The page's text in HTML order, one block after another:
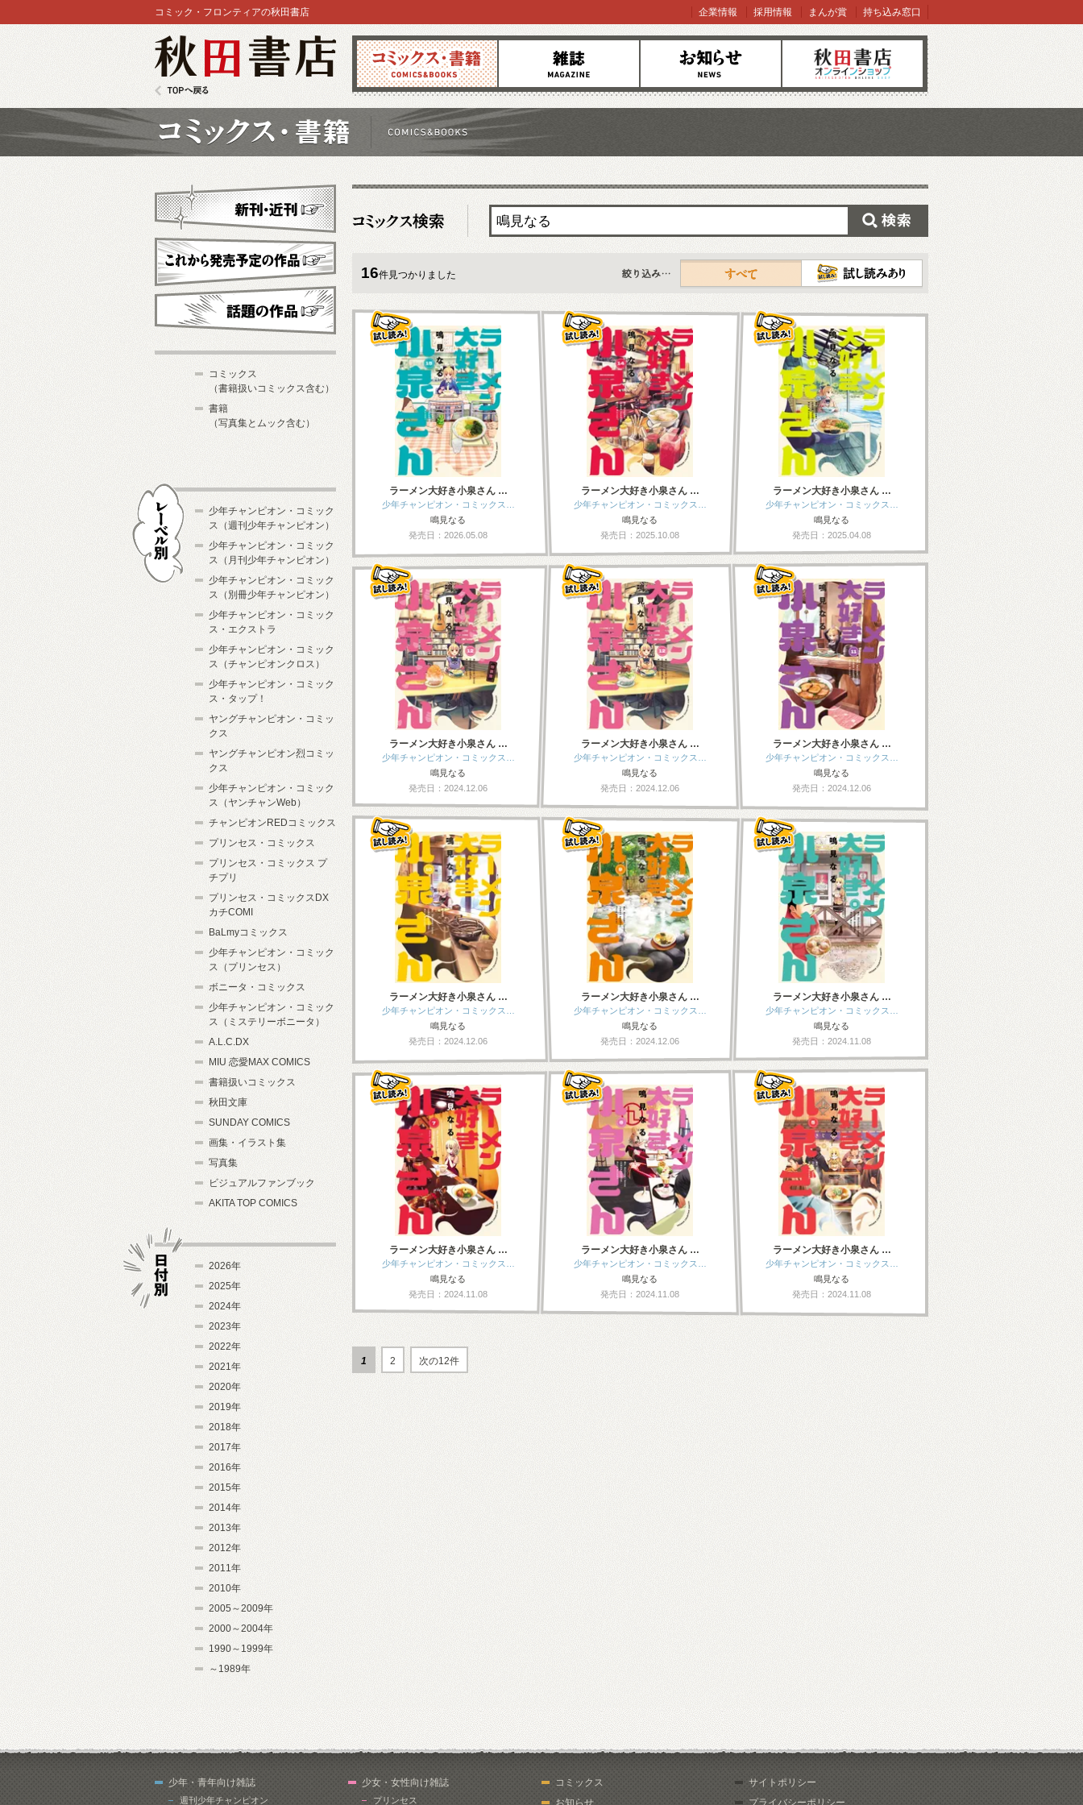
コミックス 雑誌 お知らせ オンラインショップ
コミック・フロンティアの秋田書店 企業情報 採用情報 まんが賞 持ち込み窓口
16件見つかりました
すべて
ラーメン大好き小泉さん …
少年チャンピオン・コミックス…
鳴見なる
発売日：2026.05.08
ラーメン大好き小泉さん …
少年チャンピオン・コミックス…
鳴見なる
発売日：2025.10.08
ラーメン大好き小泉さん …
少年チャンピオン・コミックス…
鳴見なる
発売日：2025.04.08
ラーメン大好き小泉さん …
少年チャンピオン・コミックス…
鳴見なる
発売日：2024.12.06
ラーメン大好き小泉さん …
少年チャンピオン・コミックス…
鳴見なる
発売日：2024.12.06
ラーメン大好き小泉さん …
少年チャンピオン・コミックス…
鳴見なる
発売日：2024.12.06
ラーメン大好き小泉さん …
少年チャンピオン・コミックス…
鳴見なる
発売日：2024.12.06
ラーメン大好き小泉さん …
少年チャンピオン・コミックス…
鳴見なる
発売日：2024.12.06
ラーメン大好き小泉さん …
少年チャンピオン・コミックス…
鳴見なる
発売日：2024.11.08
ラーメン大好き小泉さん …
少年チャンピオン・コミックス…
鳴見なる
発売日：2024.11.08
ラーメン大好き小泉さん …
少年チャンピオン・コミックス…
鳴見なる
発売日：2024.11.08
ラーメン大好き小泉さん …
少年チャンピオン・コミックス…
鳴見なる
発売日：2024.11.08
1 2 次の12件
新刊・近刊
これから発売予定
コミックス
（書籍扱いコミックス含む）
書籍
（写真集とムック含む）
少年チャンピオン・コミック
ス（週刊少年チャンピオン）
少年チャンピオン・コミック
ス（月刊少年チャンピオン）
少年チャンピオン・コミック
ス（別冊少年チャンピオン）
少年チャンピオン・コミック
ス・エクストラ
少年チャンピオン・コミック
ス（チャンピオンクロス）
少年チャンピオン・コミック
ス・タップ！
ヤングチャンピオン・コミッ
クス
ヤングチャンピオン烈コミッ
クス
少年チャンピオン・コミック
ス（ヤンチャンWeb）
チャンピオンREDコミックス
プリンセス・コミックス
プリンセス・コミックス プ
チプリ
プリンセス・コミックスDX
カチCOMI
BaLmyコミックス
少年チャンピオン・コミック
ス（プリンセス）
ボニータ・コミックス
少年チャンピオン・コミック
ス（ミステリーボニータ）
A.L.C.DX
MIU 恋愛MAX COMICS
書籍扱いコミックス
秋田文庫
SUNDAY COMICS
画集・イラスト集
写真集
ビジュアルファンブック
AKITA TOP COMICS
2026年
2025年
2024年
2023年
2022年
2021年
2020年
2019年
2018年
2017年
2016年
2015年
2014年
2013年
2012年
2011年
2010年
2005～2009年
2000～2004年
1990～1999年
～1989年
少年・青年向け雑誌
週刊少年チャンピオン
少女・女性向け雑誌
プリンセス
コミックス
お知らせ
サイトポリシー
プライバシーポリシー